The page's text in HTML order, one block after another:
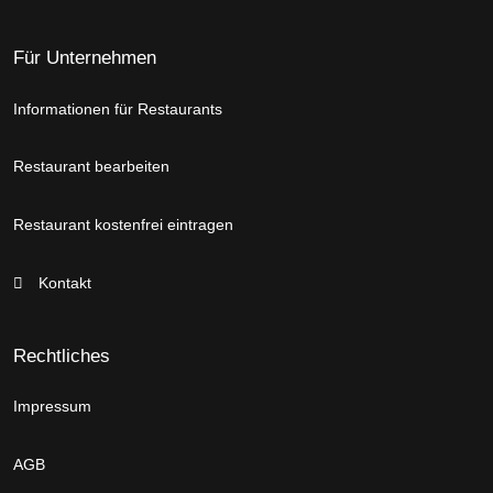
Für Unternehmen
Informationen für Restaurants
Restaurant bearbeiten
Restaurant kostenfrei eintragen
Kontakt
Rechtliches
Impressum
AGB